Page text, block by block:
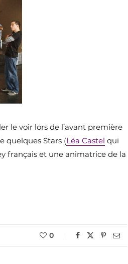
le voir lors de l’avant première
quelques Stars (Léa Castel qui
français et une animatrice de la
0